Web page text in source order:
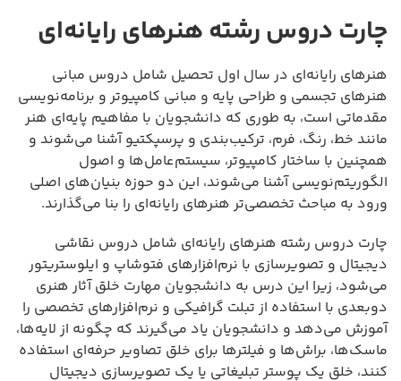
چارت دروس رشته هنرهای رایانه‌ای
هنرهای رایانه‌ای در سال اول تحصیل شامل دروس مبانی
هنرهای تجسمی و طراحی پایه و مبانی کامپیوتر و برنامه‌نویسی
مقدماتی است، به طوری که دانشجویان با مفاهیم پایه‌ای هنر
مانند خط، رنگ، فرم، ترکیب‌بندی و پرسپکتیو آشنا می‌شوند و
همچنین با ساختار کامپیوتر، سیستم‌عامل‌ها و اصول
الگوریتم‌نویسی آشنا می‌شوند، این دو حوزه بنیان‌های اصلی
ورود به مباحث تخصصی‌تر هنرهای رایانه‌ای را بنا می‌گذارند.
چارت دروس رشته هنرهای رایانه‌ای شامل دروس نقاشی
دیجیتال و تصویرسازی با نرم‌افزارهای فتوشاپ و ایلوستریتور
می‌شود، زیرا این درس به دانشجویان مهارت خلق آثار هنری
دوبعدی با استفاده از تبلت گرافیکی و نرم‌افزارهای تخصصی را
آموزش می‌دهد و دانشجویان یاد می‌گیرند که چگونه از لایه‌ها،
ماسک‌ها، براش‌ها و فیلترها برای خلق تصاویر حرفه‌ای استفاده
کنند، خلق یک پوستر تبلیغاتی یا یک تصویرسازی دیجیتال